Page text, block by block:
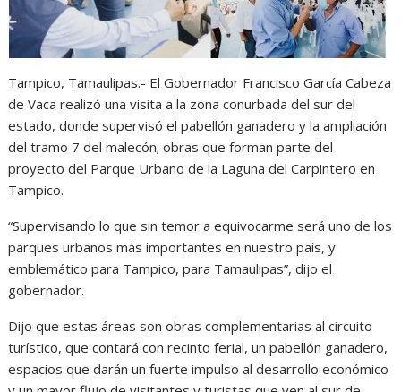
p
p
o
g
e
a
m
Tampico, Tamaulipas.- El Gobernador Francisco García Cabeza
de Vaca realizó una visita a la zona conurbada del sur del
estado, donde supervisó el pabellón ganadero y la ampliación
del tramo 7 del malecón; obras que forman parte del
proyecto del Parque Urbano de la Laguna del Carpintero en
Tampico.
“Supervisando lo que sin temor a equivocarme será uno de los
parques urbanos más importantes en nuestro país, y
emblemático para Tampico, para Tamaulipas”, dijo el
gobernador.
Dijo que estas áreas son obras complementarias al circuito
turístico, que contará con recinto ferial, un pabellón ganadero,
espacios que darán un fuerte impulso al desarrollo económico